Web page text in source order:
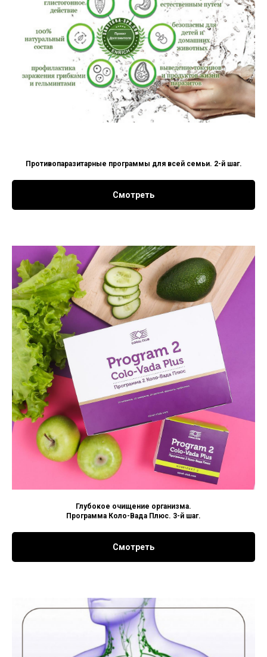
Противопаразитарные программы для всей семьи. 2-й шаг.
Смотреть
Глубокое очищение организма.
Программа Коло-Вада Плюс. 3-й шаг.
Смотреть